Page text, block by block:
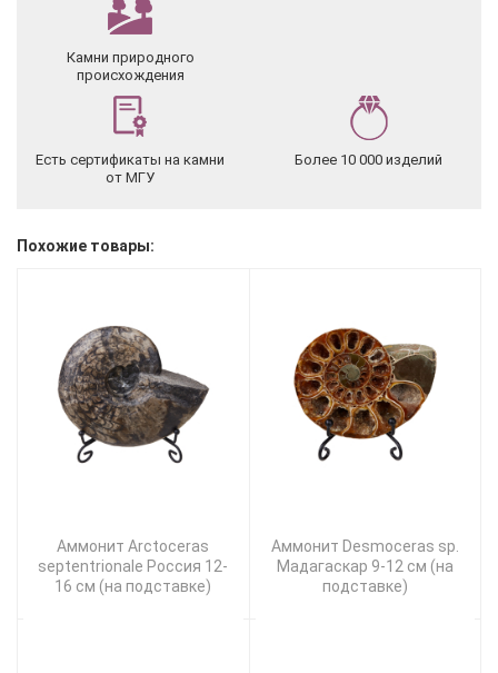
Камни природного
происхождения
Есть сертификаты на камни
от МГУ
Более 10 000 изделий
Похожие товары:
Аммонит Arctoceras
septentrionale Россия 12-
16 см (на подставке)
Аммонит Desmoceras sp.
Мадагаскар 9-12 см (на
подставке)